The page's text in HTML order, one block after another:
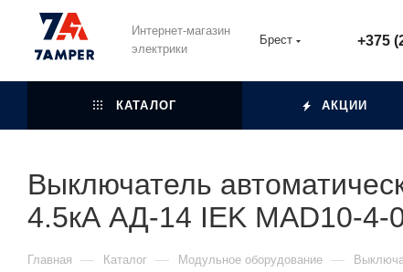
Интернет-магазин
электрики
Брест +375
КАТАЛОГ АКЦИИ
Выключатель
4.5кА АД-14 IEK MAD10-4-
Главная — Каталог — Модульное оборудование —